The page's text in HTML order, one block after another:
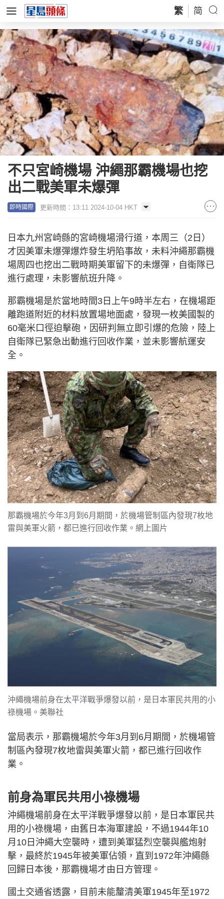
繁 简
不只宮崎機場 沖繩那霸機場也挖
出二戰美軍未爆彈
即時國際 更新時間：13:11 2024-10-04 HKT
日本九州宮崎縣的宮崎機場滑行道，本周三（2日）
才因美軍未爆彈爆炸發生坍陷事故，未料沖繩那霸機
場周四也挖出二戰時期美軍留下的未爆彈，自衛隊已
進行處理，未影響航班升降。
那霸機場是於當地時間3日上午9時半左右，在機場距
離跑道附近的材料放置場地面處，發現一枚美國製的
60毫米口徑迫擊砲，因研判無立即引爆的危險，陸上
自衛隊已緊急出動進行回收作業，並未影響航運安
全。
那霸機場於今年3月到6月期間，於機場管制區內發現7枚地
雷與美軍火箭，都已進行回收作業。網上圖片
沖繩機場前身在太平洋戰爭爆發以前，是日本軍民共用的小
祿機場。美聯社
當局表示，那霸機場於今年3月到6月期間，於機場管
制區內發現7枚地雷與美軍火箭，都已進行回收作
業。
前身為軍民共用小祿機場
沖繩機場前身在太平洋戰爭爆發以前，是日本軍民共
用的小祿機場，由舊日本海軍建設，不過1944年10
月10日沖繩大空襲時，遭到美軍猛烈空襲與艦炮射
擊，最終於1945年被美軍佔領，直到1972年沖繩縣
回歸日本後，那霸機場才由日方管理。
國土交通省透露，目前未能釐清美軍1945年至1972